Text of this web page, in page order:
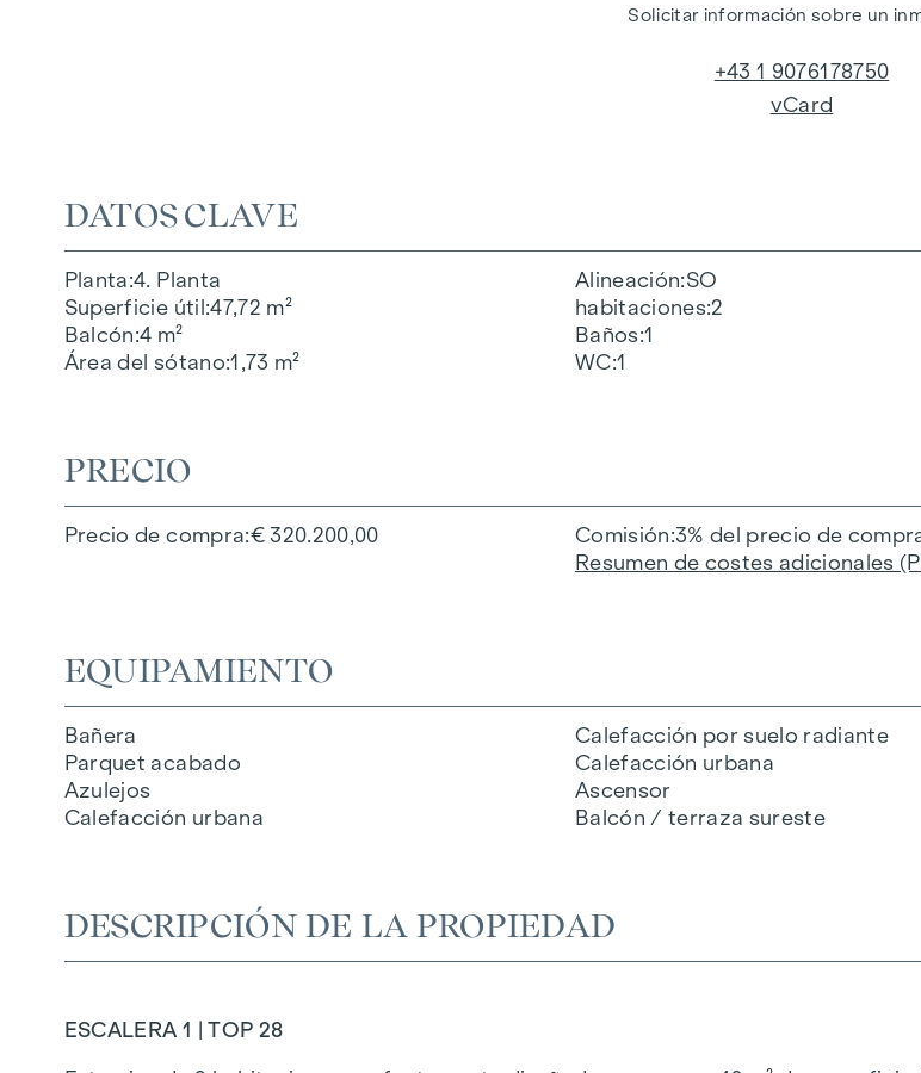
DATOS CLAVE
Planta 4. Planta
Superficie útil 47,72 m²
Balcón 4 m²
Área del sótano 1,73 m²
Alineación SO
habitaciones 2
Baños 1
WC 1
PRECIO
Precio de compra € 320.200,00 Comisión 3% del precio de
Resumen de costes adicionales
EQUIPAMIENTO
Bañera
Parquet acabado
Azulejos
Calefacción urbana
Calefacción por suelo radiante
Calefacción urbana
Ascensor
Balcón / terraza sureste
DESCRIPCIÓN DE LA PROPIEDAD
ESCALERA 1 | TOP 28
Solicitar información sobre un
+43 1 9076178750
vCard